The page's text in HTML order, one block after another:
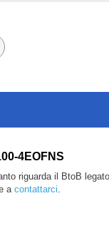
4EOFNS
riguarda il BtoB
a contattarci